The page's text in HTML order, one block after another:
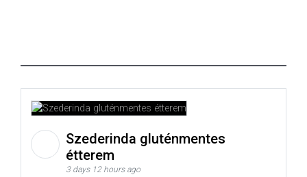
Szederinda gluténmentes
étterem
3 days 12 hours ago